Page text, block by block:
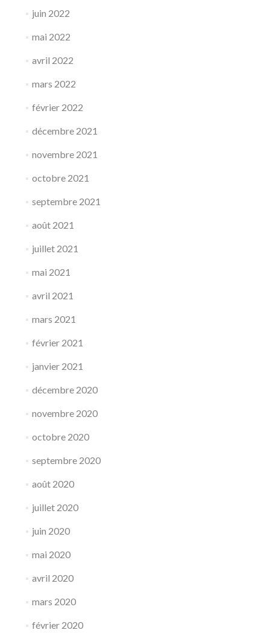
juin 2022
mai 2022
avril 2022
mars 2022
février 2022
décembre 2021
novembre 2021
octobre 2021
septembre 2021
août 2021
juillet 2021
mai 2021
avril 2021
mars 2021
février 2021
janvier 2021
décembre 2020
novembre 2020
octobre 2020
septembre 2020
août 2020
juillet 2020
juin 2020
mai 2020
avril 2020
mars 2020
février 2020